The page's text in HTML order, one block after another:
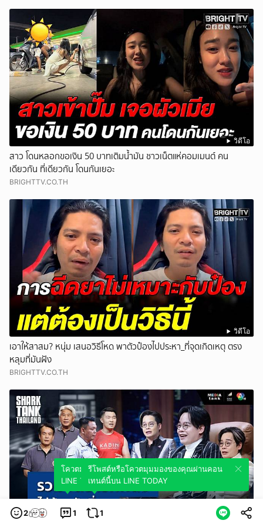
วิดีโอ
สาว โดนหลอกขอเงิน 50 บาทเติมน้ำมัน ชาวเน็ตแห่คอมเมนต์ คน
เดียวกัน ที่เดียวกัน โดนกันเยอะ
BRIGHTTV.CO.TH
วิดีโอ
เอาให้สาสม? หนุ่ม เสนอวิธีโหด พาตัวป๋องไปประหา_ที่จุดเกิดเหตุ ตรง
หลุมที่มันฝัง
BRIGHTTV.CO.TH
วิดีโอ
2 1
โควตมุมมองของคุณผ่านคอนเทนต์นี้บน
LINE TODAY
1
รีโพสต์หรือโควตมุมมองของคุณผ่านคอน
เทนต์นี้บน LINE TODAY